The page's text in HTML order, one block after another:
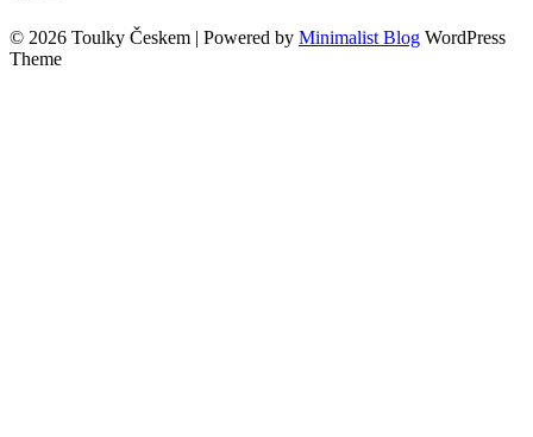
© 2026 Toulky Českem | Powered by Minimalist Blog WordPress
Theme